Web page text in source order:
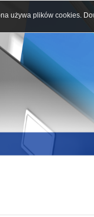
używa plików cookies.